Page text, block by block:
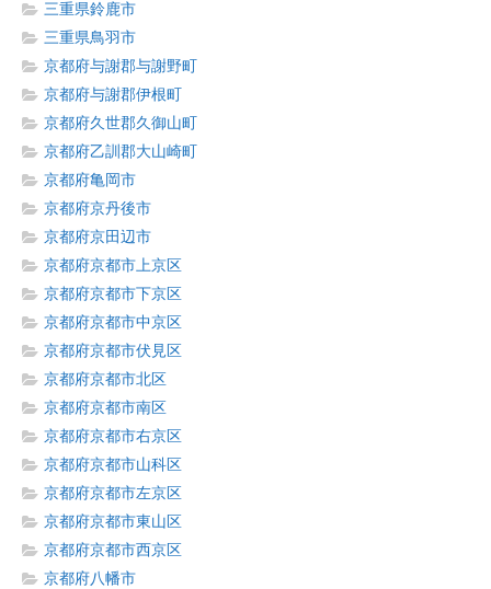
三重県鈴鹿市
三重県鳥羽市
京都府与謝郡与謝野町
京都府与謝郡伊根町
京都府久世郡久御山町
京都府乙訓郡大山崎町
京都府亀岡市
京都府京丹後市
京都府京田辺市
京都府京都市上京区
京都府京都市下京区
京都府京都市中京区
京都府京都市伏見区
京都府京都市北区
京都府京都市南区
京都府京都市右京区
京都府京都市山科区
京都府京都市左京区
京都府京都市東山区
京都府京都市西京区
京都府八幡市